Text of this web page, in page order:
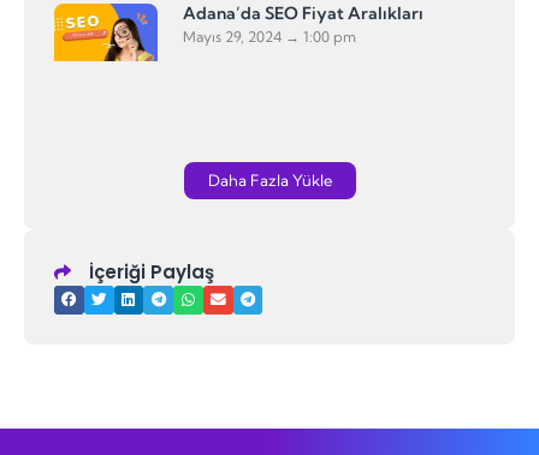
Adana’da SEO Fiyat Aralıkları
Mayıs 29, 2024 1:00 pm
Daha Fazla Yükle
İçeriği Paylaş